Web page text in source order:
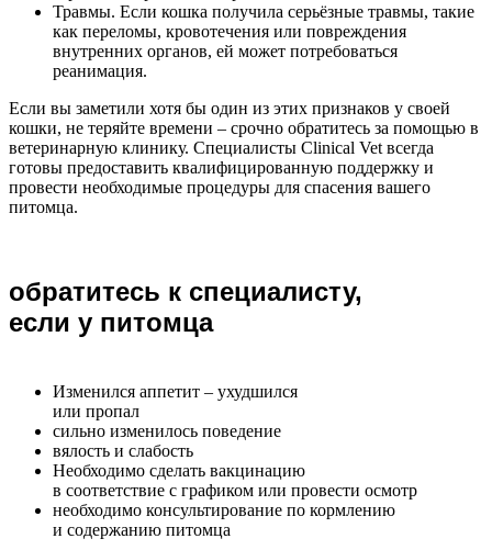
Травмы. Если кошка получила серьёзные травмы, такие
как переломы, кровотечения или повреждения
внутренних органов, ей может потребоваться
реанимация.
Если вы заметили хотя бы один из этих признаков у своей
кошки, не теряйте времени – срочно обратитесь за помощью в
ветеринарную клинику. Специалисты Clinical Vet всегда
готовы предоставить квалифицированную поддержку и
провести необходимые процедуры для спасения вашего
питомца.
обратитесь к специалисту,
если у питомца
Изменился аппетит – ухудшился
или пропал
сильно изменилось поведение
вялость и слабость
Необходимо сделать вакцинацию
в соответствие с графиком или провести осмотр
необходимо консультирование по кормлению
и содержанию питомца